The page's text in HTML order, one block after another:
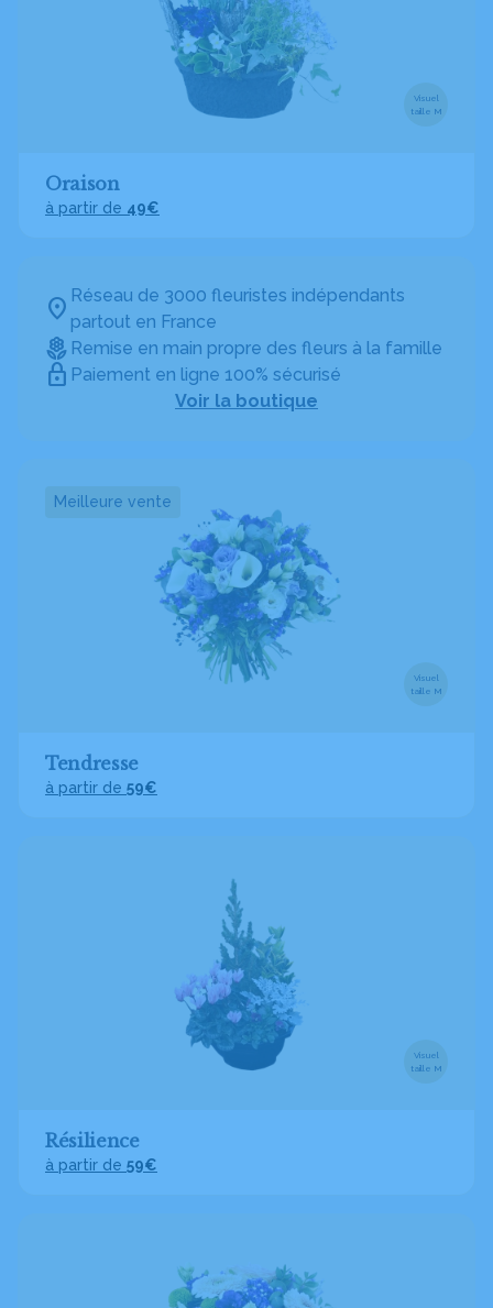
Réseau de 3000 fleuristes indépendants
partout en France
Remise en main propre des fleurs à la famille
Paiement en ligne 100% sécurisé
Voir la boutique
Visuel
taille M
Oraison
à partir de 49€
Meilleure vente
Visuel
taille M
Tendresse
à partir de 59€
Visuel
taille M
Résilience
à partir de 59€